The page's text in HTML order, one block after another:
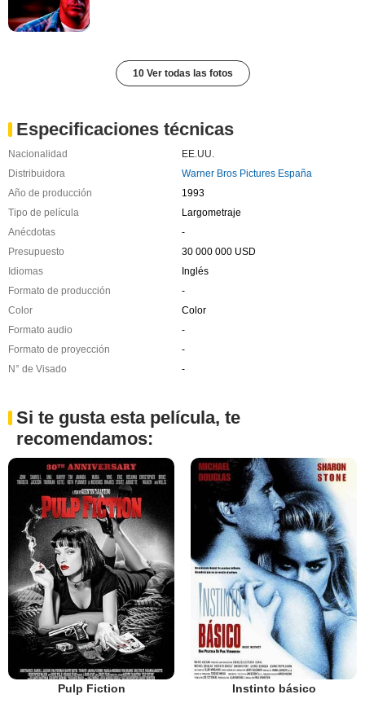
10 Ver todas las fotos
Especificaciones técnicas
Nacionalidad
EE.UU.
Distribuidora
Warner Bros Pictures España
Año de producción
1993
Tipo de película
Largometraje
Anécdotas
-
Presupuesto
30 000 000 USD
Idiomas
Inglés
Formato de producción
-
Color
Color
Formato audio
-
Formato de proyección
-
N° de Visado
-
Si te gusta esta película, te
recomendamos:
Pulp Fiction Instinto básico